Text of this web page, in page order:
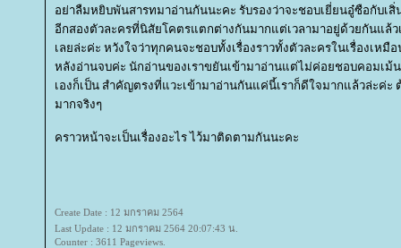
อย่าลืมหยิบพันสารทมาอ่านกันนะคะ รับรองว่าจะชอบเยี่ยนอู๋ซือกับเสิ่
อีกสองตัวละครที่นิสัยโคตรแตกต่างกันมากแต่เวลามาอยู่ด้วยกันแล้
เลยล่ะค่ะ หวังใจว่าทุกคนจะชอบทั้งเรื่องราวทั้งตัวละครในเรื่องเหมื
หลังอ่านจบค่ะ นักอ่านของเราขยันเข้ามาอ่านแต่ไม่ค่อยชอบคอมเม้
เองก็เป็น สำคัญตรงที่แวะเข้ามาอ่านกันแค่นี้เราก็ดีใจมากแล้วล่ะค่
มากจริงๆ
คราวหน้าจะเป็นเรื่องอะไร ไว้มาติดตามกันนะคะ
Create Date : 12 มกราคม 2564
Last Update : 12 มกราคม 2564 20:07:43 น.
Counter : 3611 Pageviews.